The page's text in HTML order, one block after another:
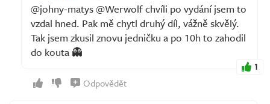
@johny-matys @Werwolf chvíli po vydání jsem to
vzdal hned. Pak mě chytl druhý díl, vážně skvělý.
Tak jsem zkusil znovu jedničku a po 10h to zahodil
do kouta 👻
1
Odpovědět